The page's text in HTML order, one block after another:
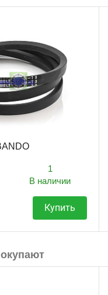
1
В наличии
Купить